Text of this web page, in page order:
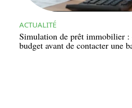
ACTUALITÉ
Simulation de prêt immobilier :
budget avant de contacter une